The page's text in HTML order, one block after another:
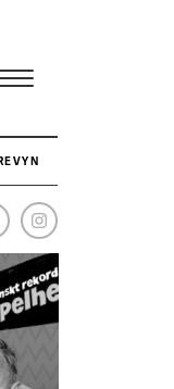
I SIMPELHET